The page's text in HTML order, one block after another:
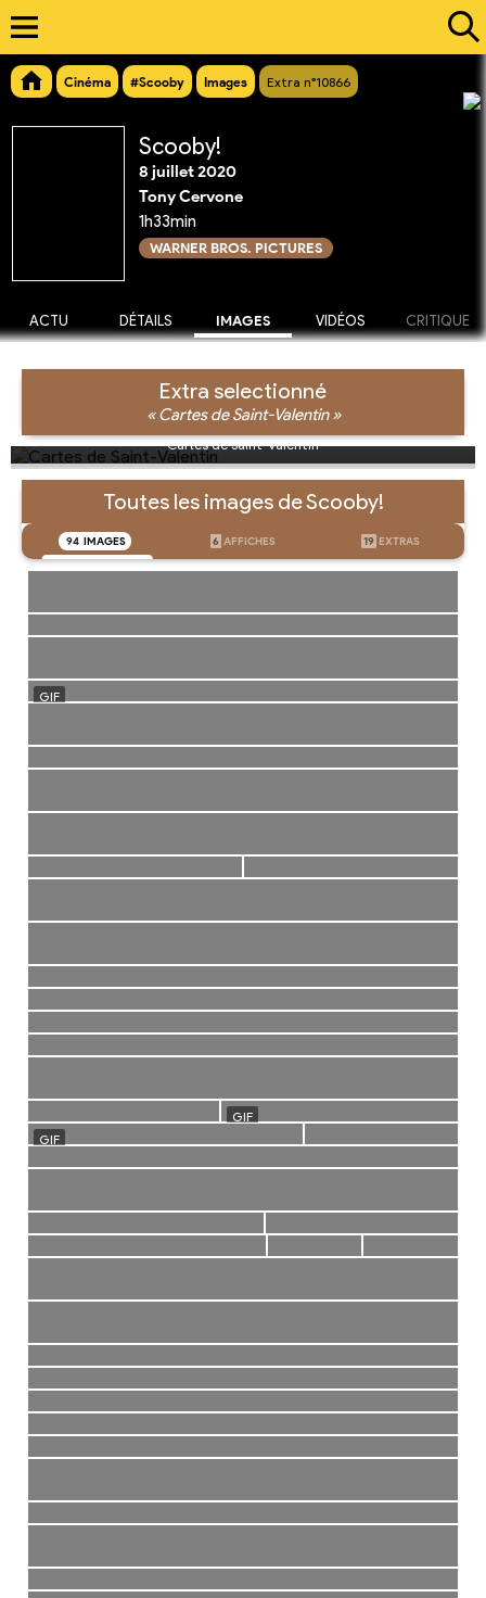
Cinéma #Scooby Images Extra n°10866
Scooby!
8 juillet 2020
Tony Cervone
1h33min
WARNER BROS. PICTURES
ACTU DÉTAILS IMAGES VIDÉOS CRITIQUE
Extra selectionné
« Cartes de Saint-Valentin »
Cartes de Saint-Valentin
Toutes les images de Scooby!
94 IMAGES 6 AFFICHES 19 EXTRAS